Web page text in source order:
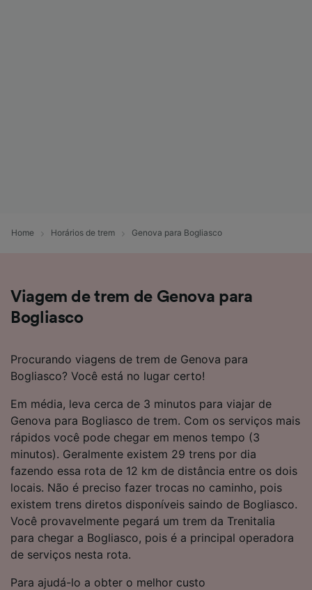
Home Horários de trem Genova para Bogliasco
Viagem de trem de Genova para
Bogliasco
Procurando viagens de trem de Genova para
Bogliasco? Você está no lugar certo!
Em média, leva cerca de 3 minutos para viajar de
Genova para Bogliasco de trem. Com os serviços mais
rápidos você pode chegar em menos tempo (3
minutos). Geralmente existem 29 trens por dia
fazendo essa rota de 12 km de distância entre os dois
locais. Não é preciso fazer trocas no caminho, pois
existem trens diretos disponíveis saindo de Bogliasco.
Você provavelmente pegará um trem da Trenitalia
para chegar a Bogliasco, pois é a principal operadora
de serviços nesta rota.
Para ajudá-lo a obter o melhor custo